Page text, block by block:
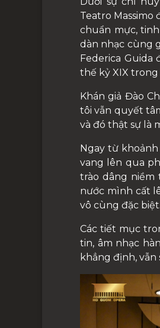
Teatro Massimo
chuẩn mực,
dàn nhạc cùng
Federica Guida
thế kỷ XIX trong
Khán giả Đào
tôi vẫn quyết
và đó thật sự là
Ngay từ
vang lên qua
trào dâng niềm
nước mình cất
vô cùng đặc biệt.
Các tiết mục
tin, âm nhạc
khẳng định,